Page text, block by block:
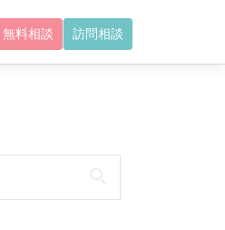
無料相談 訪問相談